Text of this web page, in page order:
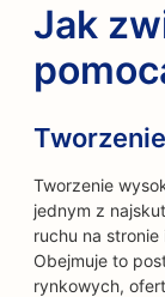
Jak
Tworzenie
jednym z
ruchu na
Obejmuje to
rynkowych,